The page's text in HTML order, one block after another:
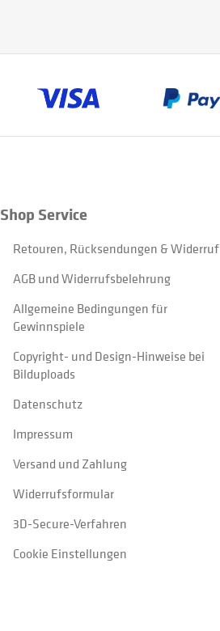
Shop Service
Retouren, Rücksendungen & Widerruf
AGB und Widerrufsbelehrung
Allgemeine Bedingungen für
Gewinnspiele
Copyright- und Design-Hinweise bei
Bilduploads
Datenschutz
Impressum
Versand und Zahlung
Widerrufsformular
3D-Secure-Verfahren
Cookie Einstellungen